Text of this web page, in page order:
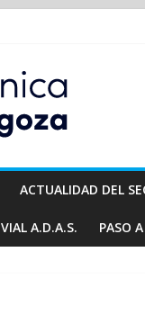
ACTUALIDAD DEL
A.D.A.S. PASO